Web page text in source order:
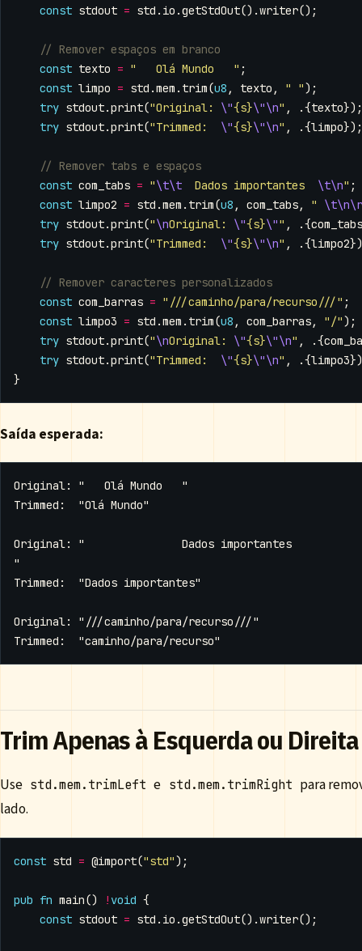
const stdout = std . io .getStdOut().writer();
const texto = "   Olá Mundo   " ;
const limpo = std .mem . trim(u8 , texto , " ");
try stdout.print("Original: \"{s}\"\n" , .{texto});
try stdout.print("Trimmed: \"{s}\"\n" , .{limpo});
const com_tabs = "\t\t
  Dados importantes
\t\n" ;
const limpo2 = std .mem . trim(u8 , com_tabs, " \t\n\r
try stdout.print("\nOriginal: \"{s}\"" , .{com_tabs
try stdout.print("Trimmed: \"{s}\"\n" , .{limpo2
const com_barras = "///caminho/para/recurso///" ;
const limpo3 = std .mem . trim(u8 , com_barras, "/");
try stdout.print("\nOriginal: \"{s}\"\n" , .{
try stdout.print("Trimmed: \"{s}\"\n" , .{limpo3
}
Saída esperada:
Trim Apenas à Esquerda ou Direita
Use std.mem.trimLeft e std.mem.trimRight para
lado.
const std = @import("std");
pub fn main() ! void {
const stdout = std . io .getStdOut().writer();